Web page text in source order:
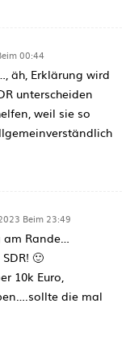
00:44
äh, Erklärung wird
unterscheiden
weil sie so
Beim 23:49
am Rande…
🙂
10k Euro,
die mal